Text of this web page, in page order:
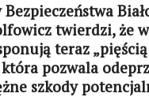
Bezpieczeństwa
twierdzi, że
teraz „pięścią
pozwala
szkody